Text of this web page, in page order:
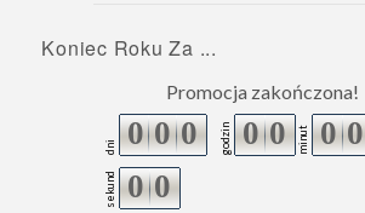
Koniec Roku Za ...
Promocja zakończona!
dni 0 0 0 godzin 0 0 minut 0 0
sekund 0 0